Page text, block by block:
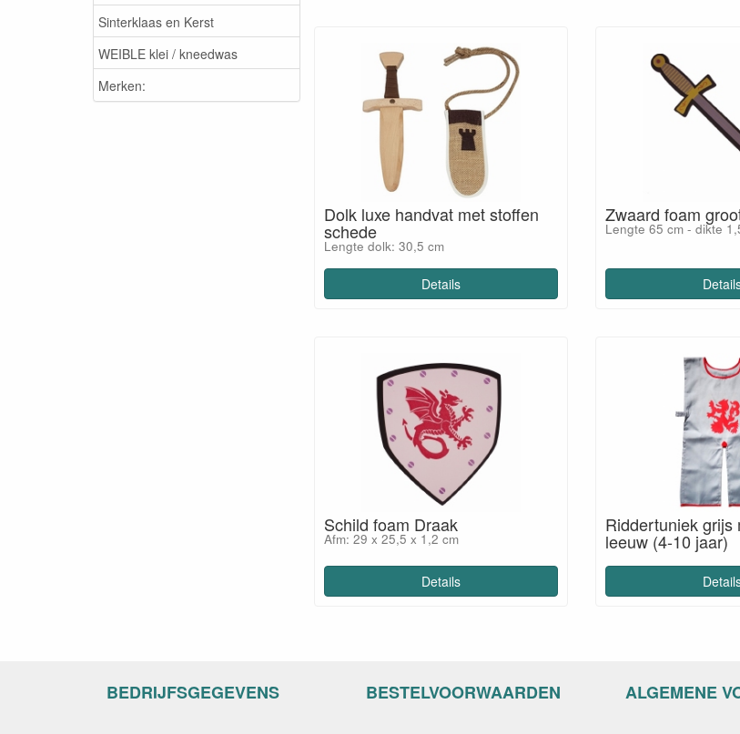
Sinterklaas en Kerst
WEIBLE klei / kneedwas
Merken:
Dolk luxe handvat met stoffen
schede
Lengte dolk: 30,5 cm
Details
Zwaard foam
Lengte 65 cm - dikte
Schild foam Draak
Afm: 29 x 25,5 x 1,2 cm
Details
Riddertuniek grijs
leeuw (4-10 jaar)
BEDRIJFSGEGEVENS BESTELVOORWAARDEN ALGEMENE